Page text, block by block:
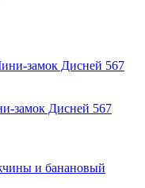
замок Дисней 567